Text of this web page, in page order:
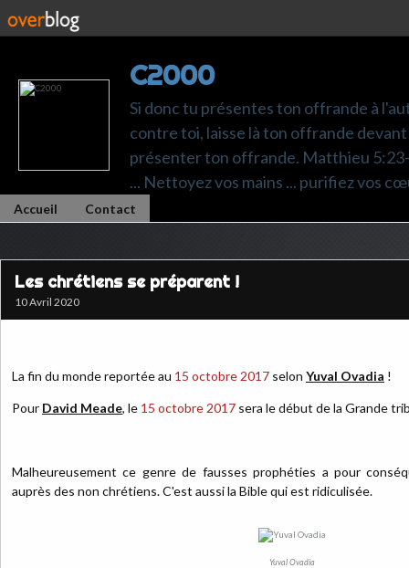
C2000
Si donc tu présentes ton offrande à
contre toi, laisse là ton offrande
présenter ton offrande. Matthieu 5:23-
... Nettoyez vos mains ... purifiez vos
Accueil Contact
Les chrétiens se préparent !
10 Avril 2020
La fin du monde reportée au 15 octobre 2017 selon Yuval Ovadia !
Pour David Meade, le 15 octobre 2017 sera le début de la Grande
Malheureusement ce genre de fausses prophéties a pour
auprès des non chrétiens. C'est aussi la Bible qui est ridiculisée.
Yuval Ovadia